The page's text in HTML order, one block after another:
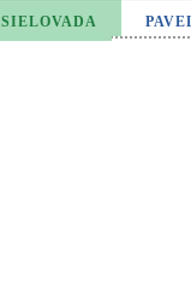
SIELOVADA